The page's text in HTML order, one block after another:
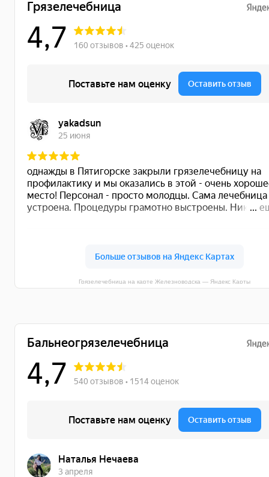
Грязелечебница на карте Железноводска — Яндекс Карты